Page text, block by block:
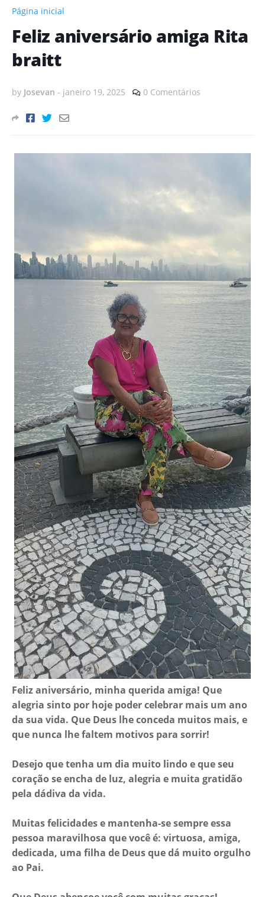
Página inicial
Feliz aniversário amiga Rita
braitt
by Josevan - janeiro 19, 2025 0 Comentários
Feliz aniversário, minha querida amiga! Que
alegria sinto por hoje poder celebrar mais um ano
da sua vida. Que Deus lhe conceda muitos mais, e
que nunca lhe faltem motivos para sorrir!
Desejo que tenha um dia muito lindo e que seu
coração se encha de luz, alegria e muita gratidão
pela dádiva da vida.
Muitas felicidades e mantenha-se sempre essa
pessoa maravilhosa que você é: virtuosa, amiga,
dedicada, uma filha de Deus que dá muito orgulho
ao Pai.